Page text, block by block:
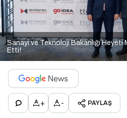
Sanayi ve Teknoloji Bakanlığı Heyeti
Etti!
+ - PAYLAŞ